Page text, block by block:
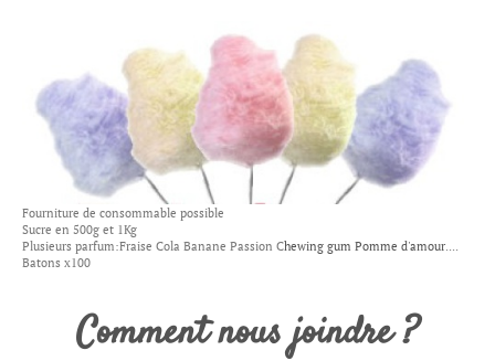
Fourniture de consommable possible
Sucre en 500g et 1Kg
Plusieurs parfum:Fraise Cola Banane Passion Chewing gum Pomme d'amour
Batons x100
Comment nous joindre ?